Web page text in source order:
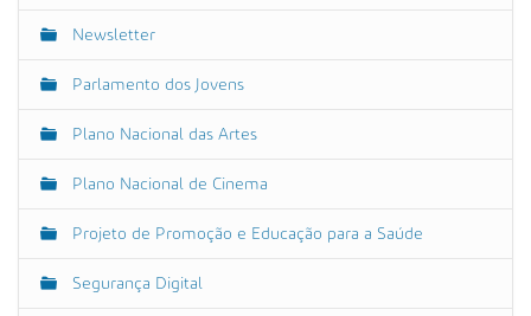
ã
o
Newsletter
Parlamento dos Jovens
Plano Nacional das Artes
Plano Nacional de Cinema
Projeto de Promoção e Educação para a Saúde
Segurança Digital